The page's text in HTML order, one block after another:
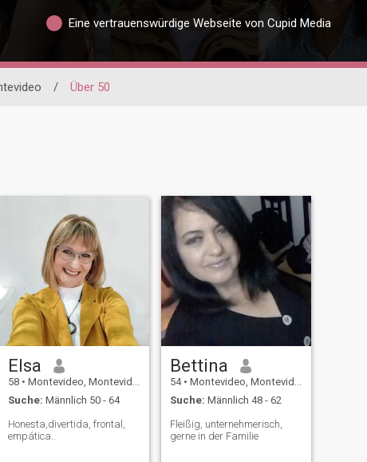
Eine vertrauenswürdige Webseite von Cupid Media
/ Über 50
Elsa
58 • Montevideo, Montevideo, Uruguay
Suche: Männlich 50 - 64
Honesta,divertida, frontal,
empática..
Bettina
54 • Montevideo, Montevideo, Uruguay
Suche: Männlich 48 - 62
Fleißig, unternehmerisch,
gerne in der Familie